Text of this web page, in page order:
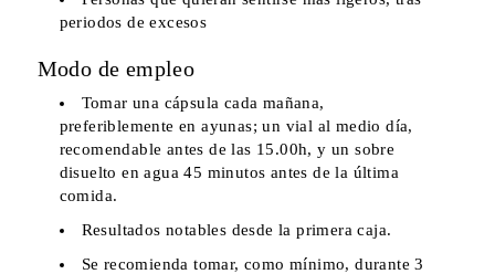
periodos de excesos
Modo de empleo
Tomar una cápsula cada mañana,
preferiblemente en ayunas; un vial al medio día,
recomendable antes de las 15.00h, y un sobre
disuelto en agua 45 minutos antes de la última
comida.
Resultados notables desde la primera caja.
Se recomienda tomar, como mínimo, durante 3